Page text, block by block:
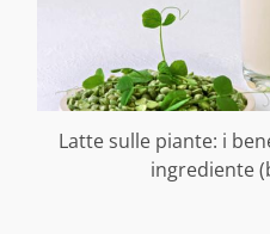
Latte sulle piante: i
ingrediente